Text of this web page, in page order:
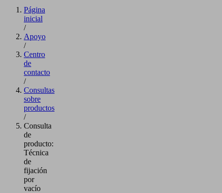
Página
inicial
/
Apoyo
/
Centro
de
contacto
/
Consultas
sobre
productos
/
Consulta
de
producto:
Técnica
de
fijación
por
vacío